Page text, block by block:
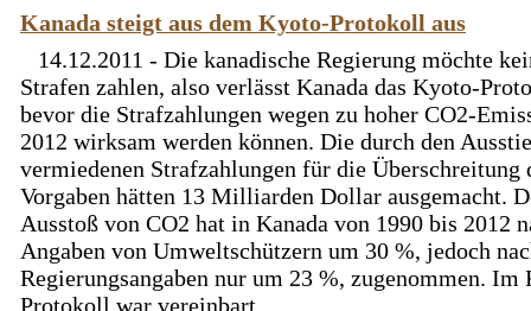
Kanada steigt aus dem Kyoto-Protokoll aus
14.12.2011 - Die kanadische Regierung möchte
Strafen zahlen, also verlässt Kanada das Kyoto-
bevor die Strafzahlungen wegen zu hoher CO2-
2012 wirksam werden können. Die durch den
vermiedenen Strafzahlungen für die Überschreitung
Vorgaben hätten 13 Milliarden Dollar ausgemacht.
Ausstoß von CO2 hat in Kanada von 1990 bis 2012
Angaben von Umweltschützern um 30 %, jedoch
Regierungsangaben nur um 23 %, zugenommen. Im
Protokoll war vereinbart ...